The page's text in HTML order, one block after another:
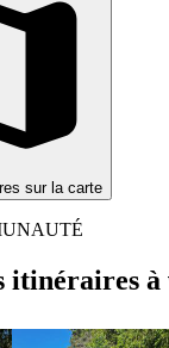
sur la carte
itinéraires à